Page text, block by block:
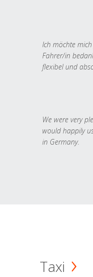
Ich möchte
Fahrer/in
flexibel und
We were very
would happily
in Germany.
Taxi